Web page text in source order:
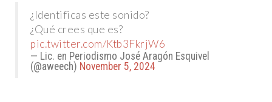
¿Identificas este sonido?
¿Qué crees que es?
pic.twitter.com/Ktb3FkrjW6
— Lic. en Periodismo José Aragón Esquivel
(@aweech) November 5, 2024